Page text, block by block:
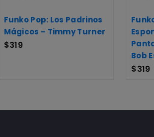
Funko Pop: Los Padrinos
Mágicos – Timmy Turner
$319
Bob
$319